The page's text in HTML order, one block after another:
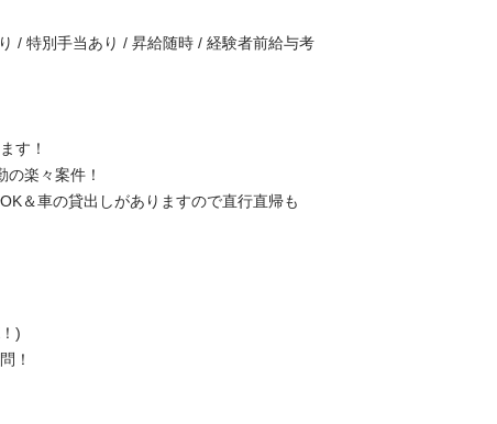
/ 特別手当あり / 昇給随時 / 経験者前給与考
す！
楽々案件！
＆車の貸出しがありますので直行直帰も
)
！